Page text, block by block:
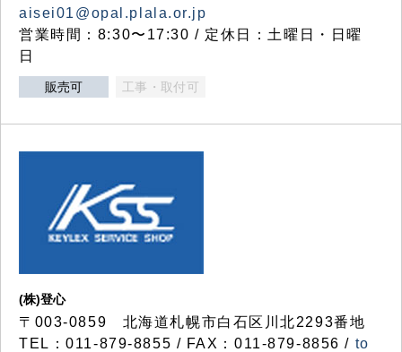
aisei01@opal.plala.or.jp
営業時間：8:30〜17:30 / 定休日：土曜日・日曜
日
販売可 工事・取付可
(株)登心
〒003-0859 北海道札幌市白石区川北2293番地
TEL：011-879-8855 / FAX：011-879-8856 / to